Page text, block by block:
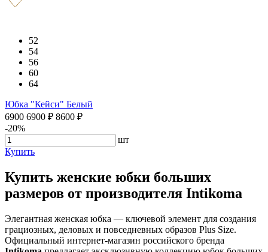
52
54
56
60
64
Юбка "Кейси" Белый
6900 6900 ₽ 8600 ₽
-20%
шт
Купить
Купить женские юбки больших
размеров от производителя Intikoma
Элегантная женская юбка — ключевой элемент для создания
грациозных, деловых и повседневных образов Plus Size.
Официальный интернет-магазин российского бренда